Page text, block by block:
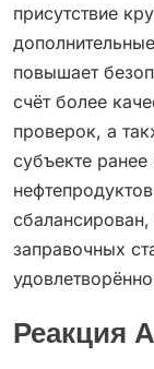
присутствие
повышает
счёт более
проверок, а
субъекте
заправочных
Реакция